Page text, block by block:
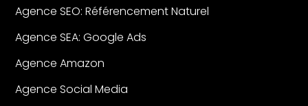
Agence SEO: Référencement Naturel
Agence SEA: Google Ads
Agence Amazon
Agence Social Media